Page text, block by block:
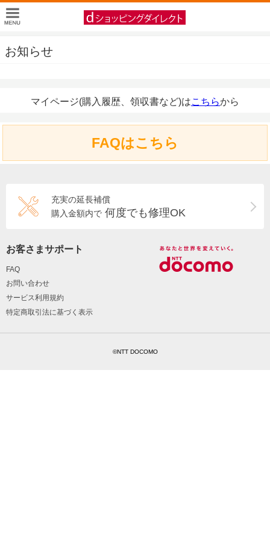
お知らせ
マイページ(購入履歴、領収書など)はこちらから
FAQはこちら
充実の延長補償
購入金額内で 何度でも修理OK
お客さまサポート
FAQ
お問い合わせ
サービス利用規約
特定商取引法に基づく表示
©NTT DOCOMO